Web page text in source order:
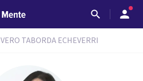
VERO TABORDA ECHEVERRI